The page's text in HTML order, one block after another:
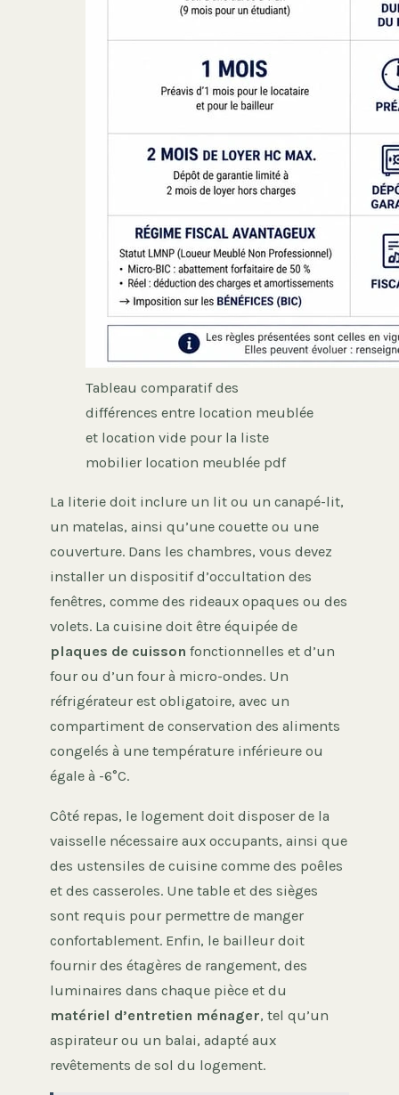
Tableau comparatif des
différences entre location meublée
et location vide pour la liste
mobilier location meublée pdf
La literie doit inclure un lit ou un canapé-lit,
un matelas, ainsi qu’une couette ou une
couverture. Dans les chambres, vous devez
installer un dispositif d’occultation des
fenêtres, comme des rideaux opaques ou des
volets. La cuisine doit être équipée de
plaques de cuisson fonctionnelles et d’un
four ou d’un four à micro-ondes. Un
réfrigérateur est obligatoire, avec un
compartiment de conservation des aliments
congelés à une température inférieure ou
égale à -6°C.
Côté repas, le logement doit disposer de la
vaisselle nécessaire aux occupants, ainsi que
des ustensiles de cuisine comme des poêles
et des casseroles. Une table et des sièges
sont requis pour permettre de manger
confortablement. Enfin, le bailleur doit
fournir des étagères de rangement, des
luminaires dans chaque pièce et du
matériel d’entretien ménager, tel qu’un
aspirateur ou un balai, adapté aux
revêtements de sol du logement.